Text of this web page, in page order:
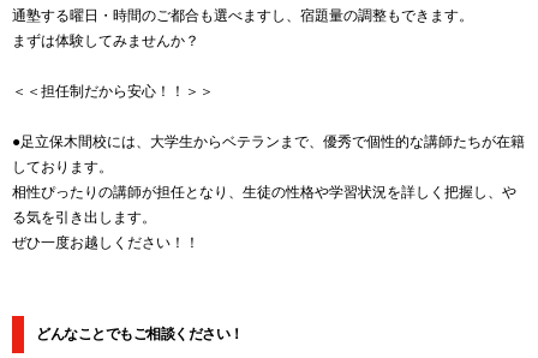
通塾する曜日・時間のご都合も選べますし、宿題量の調整もできます。
まずは体験してみませんか？
＜＜担任制だから安心！！＞＞
●足立保木間校には、大学生からベテランまで、優秀で個性的な講師たちが在籍
しております。
相性ぴったりの講師が担任となり、生徒の性格や学習状況を詳しく把握し、や
る気を引き出します。
ぜひ一度お越しください！！
どんなことでもご相談ください！